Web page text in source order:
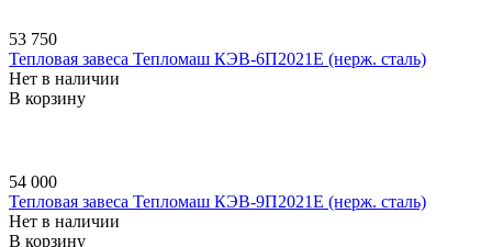
53 750
Тепловая завеса Тепломаш КЭВ-6П2021E (нерж. сталь)
Нет в наличии
В корзину
54 000
Тепловая завеса Тепломаш КЭВ-9П2021E (нерж. сталь)
Нет в наличии
В корзину